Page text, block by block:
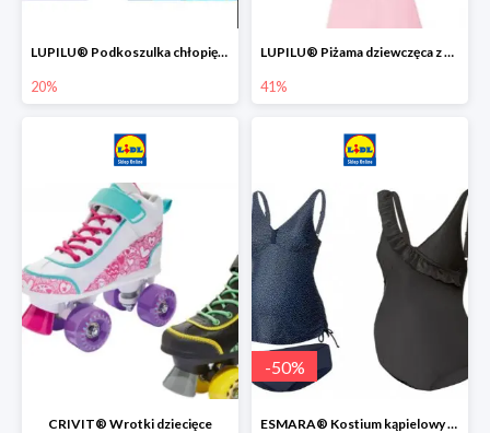
LUPILU® Podkoszulka chłopięca z bawełny -20%
20%
LUPILU® Piżama dziewczęca z bawełny -41%
41%
CRIVIT® Wrotki dziecięce
-50%
ESMARA® Kostium kąpielowy ciążowy lub tankini ciążowe -50%